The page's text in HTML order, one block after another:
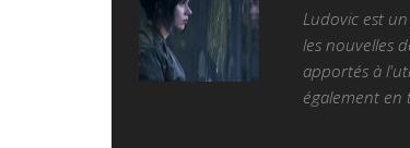
Ludovic est
les nouvelles
apportés à
également en